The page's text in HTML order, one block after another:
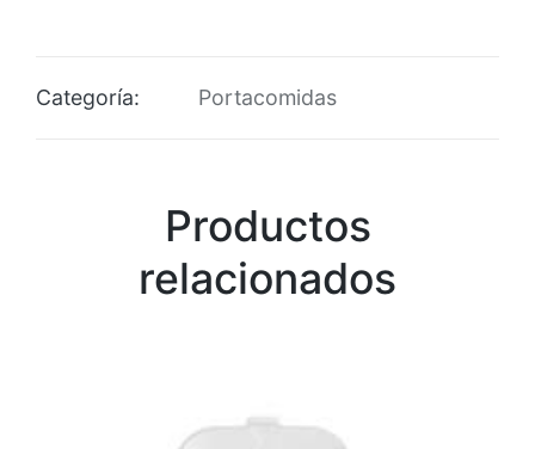
Categoría: Portacomidas
Productos
relacionados